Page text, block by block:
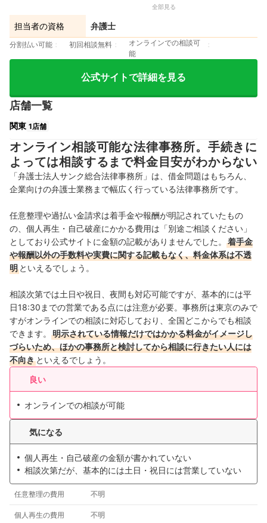
全部見る
担当者の資格 弁護士
分割払い可能 初回相談無料
オンラインでの相談可
能
公式サイトで詳細を見る
店舗一覧
関東 1店舗
オンライン相談可能な法律事務所。手続きに
よっては相談するまで料金目安がわからない
「弁護士法人サンク総合法律事務所」は、借金問題はもちろん、
企業向けの弁護士業務まで幅広く行っている法律事務所です。
任意整理や過払い金請求は着手金や報酬が明記されていたもの
の、個人再生・自己破産にかかる費用は「別途ご相談ください」
としており公式サイトに金額の記載がありませんでした。
着手金
や報酬以外の手数料や実費に関する記載もなく、料金体系は不透
明 といえるでしょう。
相談次第では土日や祝日、夜間も対応可能ですが、基本的には平
日18:30までの営業である点には注意が必要。事務所は東京のみで
すがオンラインでの相談に対応しており、全国どこからでも相談
できます。
明示されている情報だけではかかる料金がイメージし
づらいため、ほかの事務所と検討してから相談に行きたい人には
不向き といえるでしょう。
良い
オンラインでの相談が可能
気になる
個人再生・自己破産の金額が書かれていない
相談次第だが、基本的には土日・祝日には営業していない
任意整理の費用 不明
個人再生の費用 不明